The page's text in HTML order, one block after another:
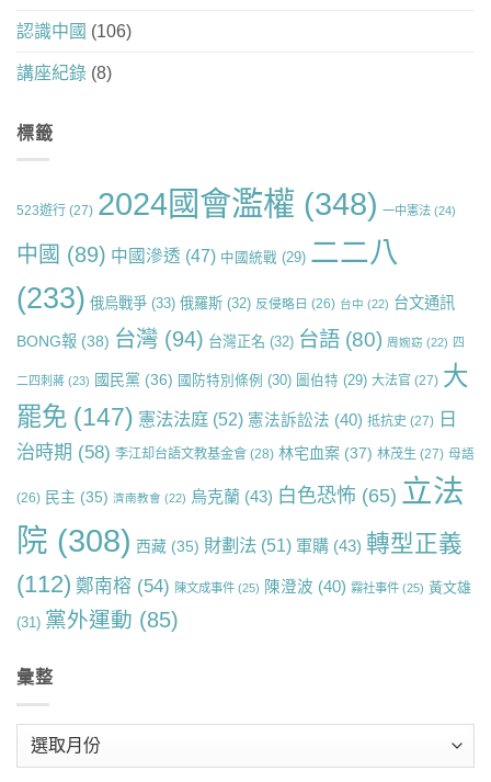
認識中國 (106)
講座紀錄 (8)
標籤
523遊行 (27) 2024國會濫權 (348) 一中憲法 (24)
中國 (89) 中國滲透 (47) 中國統戰 (29) 二二八
(233) 俄烏戰爭 (33) 俄羅斯 (32) 反侵略日 (26) 台中 (22) 台文通訊
BONG報 (38) 台灣 (94) 台灣正名 (32) 台語 (80) 周婉窈 (22) 四
二四刺蔣 (23) 國民黨 (36) 國防特別條例 (30) 圖伯特 (29) 大法官 (27) 大
罷免 (147) 憲法法庭 (52) 憲法訴訟法 (40) 抵抗史 (27) 日
治時期 (58) 李江却台語文教基金會 (28) 林宅血案 (37) 林茂生 (27) 母語
(26) 民主 (35) 濟南教會 (22) 烏克蘭 (43) 白色恐怖 (65) 立法
院 (308) 西藏 (35) 財劃法 (51) 軍購 (43) 轉型正義
(112) 鄭南榕 (54) 陳文成事件 (25) 陳澄波 (40) 霧社事件 (25) 黃文雄
(31) 黨外運動 (85)
彙整